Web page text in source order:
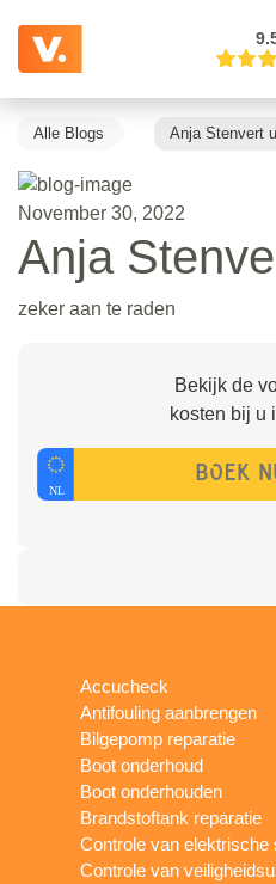
Alle Blogs Anja Stenvert
November 30, 2022
Anja
zeker aan te raden
Bekijk de
kosten bij u
Accucheck
Antifouling aanbrengen
Bilgepomp reparatie
Boot onderhoud
Boot onderhouden
Brandstoftank reparatie
Controle van elektrische
Controle van